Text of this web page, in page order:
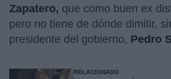
Zapatero, que como buen ex
pero no tiene de dónde dimitir,
presidente del gobierno, Pedro
RELACIONADO